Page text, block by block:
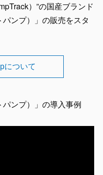
）”の国産ブランド
パンプ）」の販売をスタ
について
パンプ）」の導入事例